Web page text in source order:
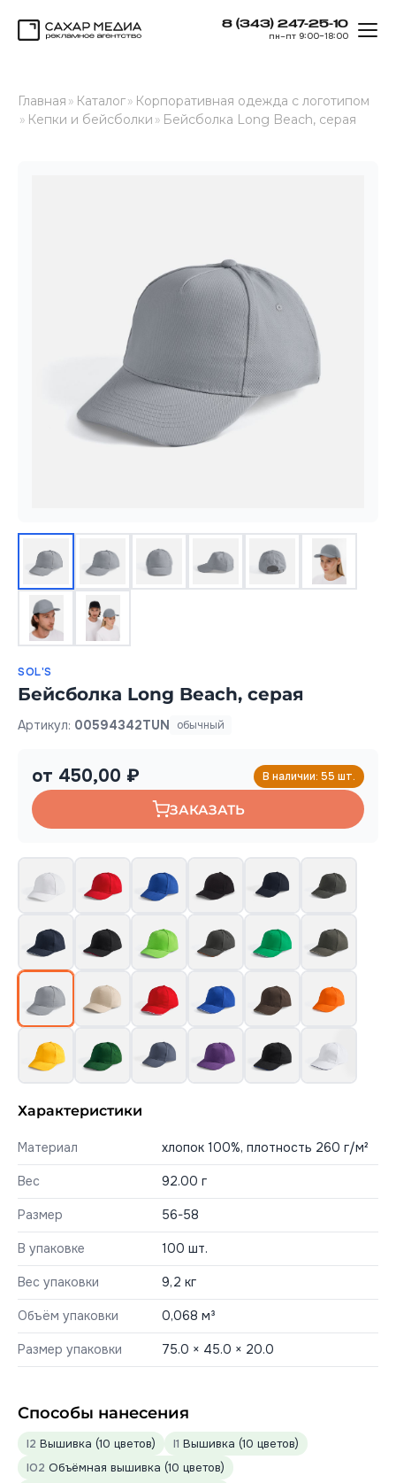
8 (343) 247-25-10
пн–пт 9:00–18:00
Главная » Каталог» Корпоративная одежда с логотипом
» Кепки и бейсболки » Бейсболка Long Beach, серая
SOL'S
Бейсболка Long Beach, серая
Артикул: 00594342TUN обычный
от 450,00 ₽ В наличии: 55 шт.
ЗАКАЗАТЬ
Характеристики
Материал хлопок 100%, плотность 260 г/м²
Вес 92.00 г
Размер 56-58
В упаковке 100 шт.
Вес упаковки 9,2 кг
Объём упаковки 0,068 м³
Размер упаковки 75.0 × 45.0 × 20.0
Способы нанесения
I2 Вышивка (10 цветов) I1 Вышивка (10 цветов)
IO2 Объёмная вышивка (10 цветов)